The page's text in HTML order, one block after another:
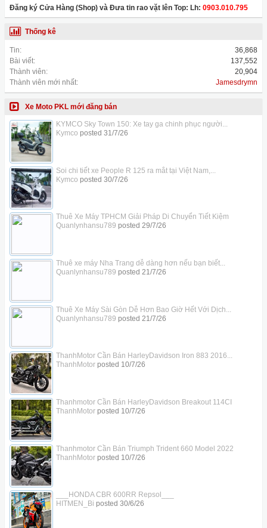
Đăng ký Cửa Hàng (Shop) và Đưa tin rao vặt lên Top: Lh: 0903.010.795
Thống kê
Tin:
36,868
Bài viết:
137,552
Thành viên:
20,904
Thành viên mới nhất:
Jamesdrymn
Xe Moto PKL mới đăng bán
KYMCO Sky Town 150: Xe tay ga chinh phục người...
Kymco posted 31/7/26
Soi chi tiết xe People R 125 ra mắt tại Việt Nam,...
Kymco posted 30/7/26
Thuê Xe Máy TPHCM Giải Pháp Di Chuyển Tiết Kiệm
Quanlynhansu789 posted 29/7/26
Thuê xe máy Nha Trang dễ dàng hơn nếu bạn biết...
Quanlynhansu789 posted 21/7/26
Thuê Xe Máy Sài Gòn Dễ Hơn Bao Giờ Hết Với Dịch...
Quanlynhansu789 posted 21/7/26
ThanhMotor Cần Bán HarleyDavidson Iron 883 2016...
ThanhMotorposted 10/7/26
Thanhmotor Cần Bán HarleyDavidson Breakout 114CI
ThanhMotorposted 10/7/26
Thanhmotor Cần Bán Triumph Trident 660 Model 2022
ThanhMotorposted 10/7/26
___HONDA CBR 600RR Repsol___
HITMEN_Bi posted 30/6/26